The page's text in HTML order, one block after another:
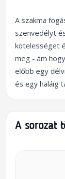
A szakma
szenvedélyt
kötelességet
meg - ám
előbb egy
és egy haláig
A sorozat